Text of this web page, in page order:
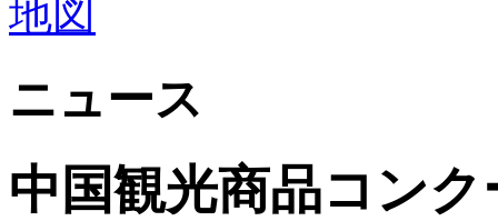
ニュース
中国観光商品コン